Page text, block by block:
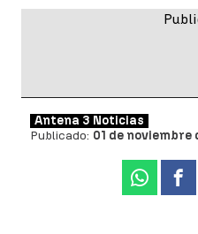
Antena 3 Noticias
Publicado: 01 de noviembre